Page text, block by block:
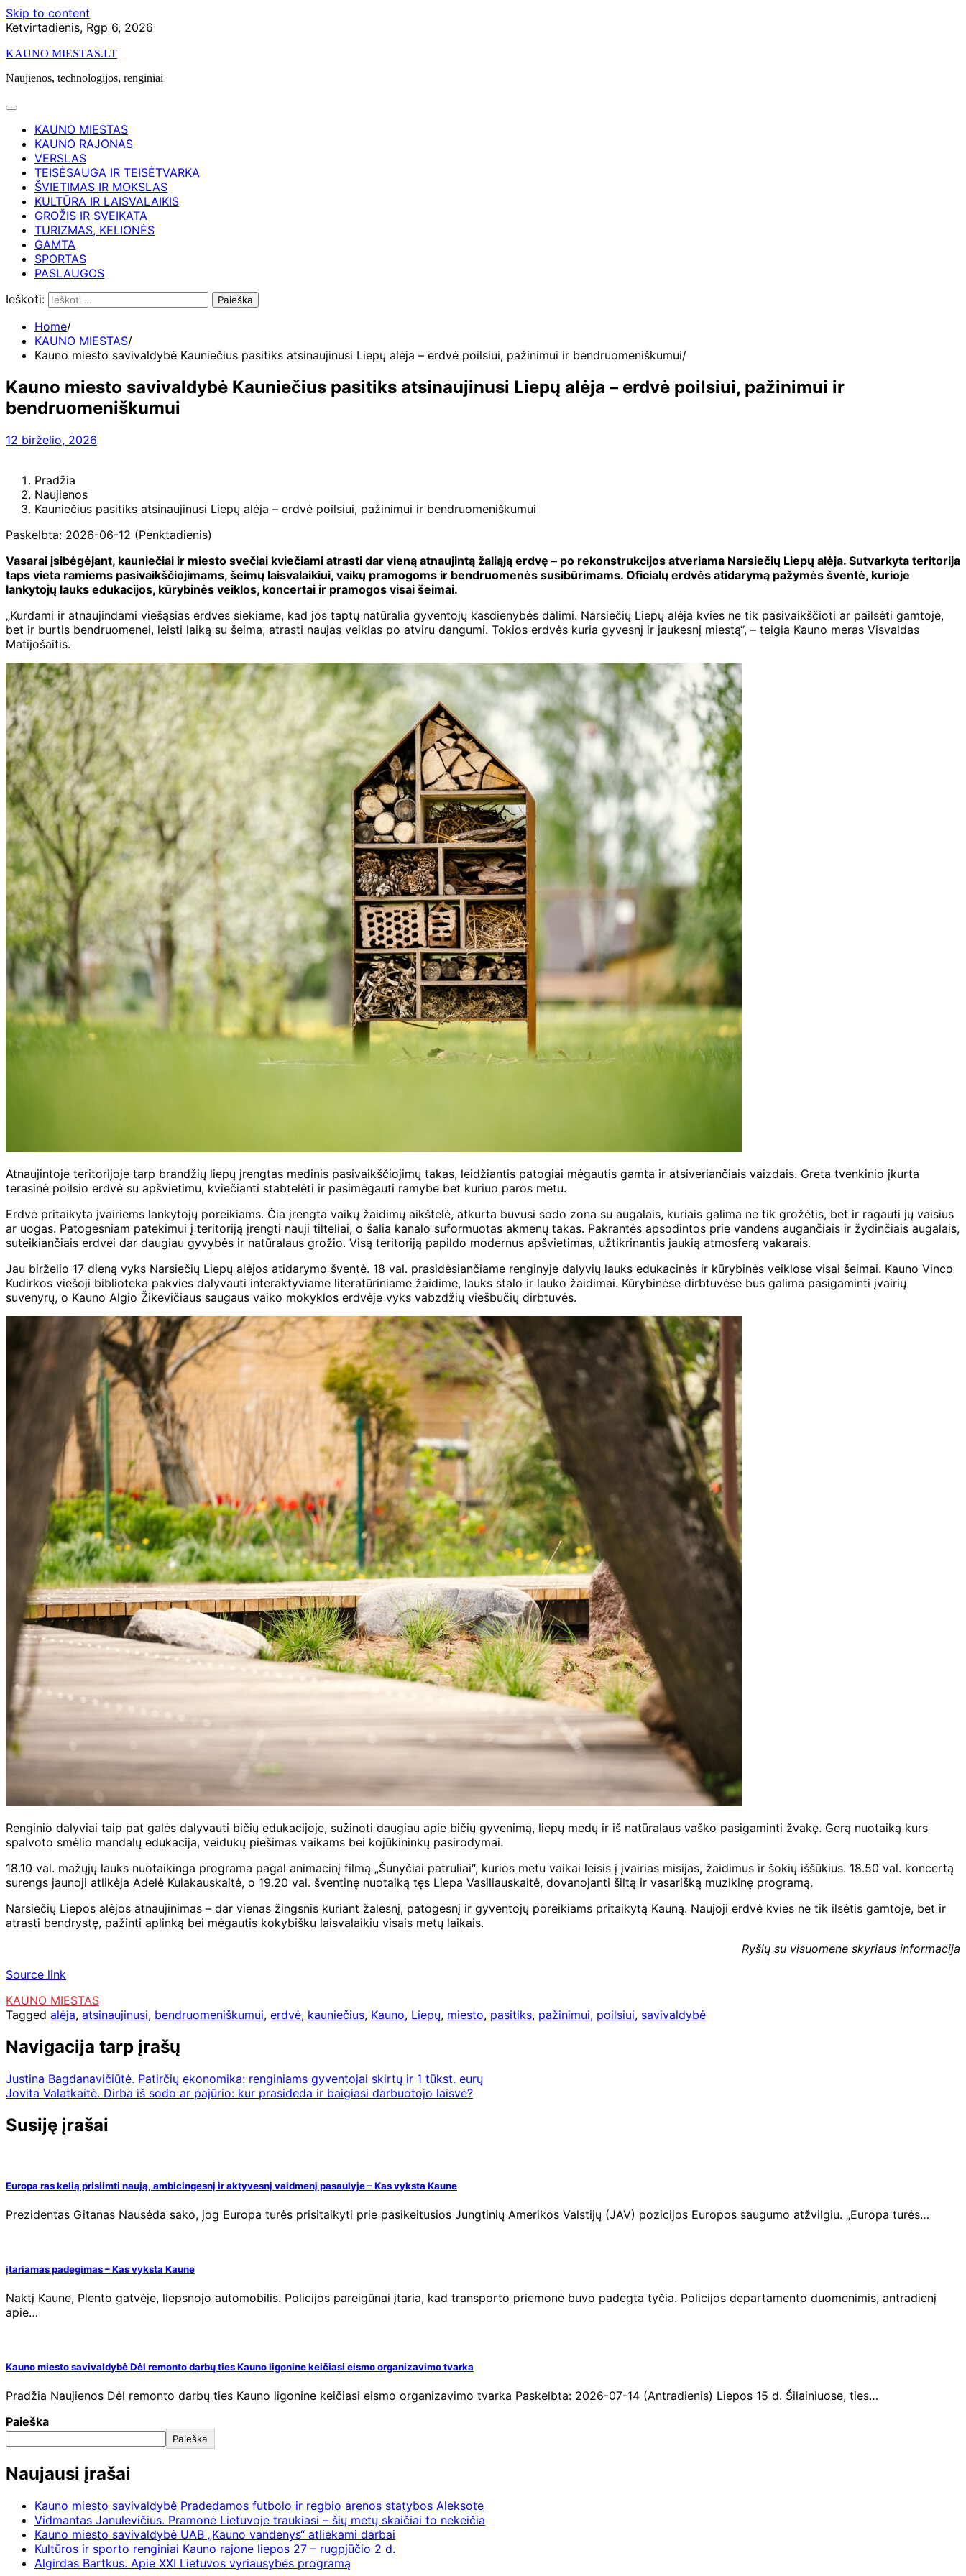
Skip to content
Ketvirtadienis, Rgp 6, 2026
KAUNO MIESTAS.LT
Naujienos, technologijos, renginiai
KAUNO MIESTAS
KAUNO RAJONAS
VERSLAS
TEISĖSAUGA IR TEISĖTVARKA
ŠVIETIMAS IR MOKSLAS
KULTŪRA IR LAISVALAIKIS
GROŽIS IR SVEIKATA
TURIZMAS, KELIONĖS
GAMTA
SPORTAS
PASLAUGOS
Ieškoti:
Home
KAUNO MIESTAS
Kauno miesto savivaldybė Kauniečius pasitiks atsinaujinusi Liepų alėja – erdvė poilsiui, pažinimui ir bendruomeniškumui
Kauno miesto savivaldybė Kauniečius pasitiks atsinaujinusi Liepų alėja – erdvė poilsiui, pažinimui ir
bendruomeniškumui
12 birželio, 2026
Pradžia
Naujienos
Kauniečius pasitiks atsinaujinusi Liepų alėja – erdvė poilsiui, pažinimui ir bendruomeniškumui
Paskelbta: 2026-06-12 (Penktadienis)
Vasarai įsibėgėjant, kauniečiai ir miesto svečiai kviečiami atrasti dar vieną atnaujintą žaliąją erdvę – po rekonstrukcijos atveriama Narsiečių Liepų alėja. Sutvarkyta teritorija
taps vieta ramiems pasivaikščiojimams, šeimų laisvalaikiui, vaikų pramogoms ir bendruomenės susibūrimams. Oficialų erdvės atidarymą pažymės šventė, kurioje
lankytojų lauks edukacijos, kūrybinės veiklos, koncertai ir pramogos visai šeimai.
„Kurdami ir atnaujindami viešąsias erdves siekiame, kad jos taptų natūralia gyventojų kasdienybės dalimi. Narsiečių Liepų alėja kvies ne tik pasivaikščioti ar pailsėti gamtoje,
bet ir burtis bendruomenei, leisti laiką su šeima, atrasti naujas veiklas po atviru dangumi. Tokios erdvės kuria gyvesnį ir jaukesnį miestą“, – teigia Kauno meras Visvaldas
Matijošaitis.
Atnaujintoje teritorijoje tarp brandžių liepų įrengtas medinis pasivaikščiojimų takas, leidžiantis patogiai mėgautis gamta ir atsiveriančiais vaizdais. Greta tvenkinio įkurta
terasinė poilsio erdvė su apšvietimu, kviečianti stabtelėti ir pasimėgauti ramybe bet kuriuo paros metu.
Erdvė pritaikyta įvairiems lankytojų poreikiams. Čia įrengta vaikų žaidimų aikštelė, atkurta buvusi sodo zona su augalais, kuriais galima ne tik grožėtis, bet ir ragauti jų vaisius
ar uogas. Patogesniam patekimui į teritoriją įrengti nauji tilteliai, o šalia kanalo suformuotas akmenų takas. Pakrantės apsodintos prie vandens augančiais ir žydinčiais augalais,
suteikiančiais erdvei dar daugiau gyvybės ir natūralaus grožio. Visą teritoriją papildo modernus apšvietimas, užtikrinantis jaukią atmosferą vakarais.
Jau birželio 17 dieną vyks Narsiečių Liepų alėjos atidarymo šventė. 18 val. prasidėsiančiame renginyje dalyvių lauks edukacinės ir kūrybinės veiklose visai šeimai. Kauno Vinco
Kudirkos viešoji biblioteka pakvies dalyvauti interaktyviame literatūriniame žaidime, lauks stalo ir lauko žaidimai. Kūrybinėse dirbtuvėse bus galima pasigaminti įvairių
suvenyrų, o Kauno Algio Žikevičiaus saugaus vaiko mokyklos erdvėje vyks vabzdžių viešbučių dirbtuvės.
Renginio dalyviai taip pat galės dalyvauti bičių edukacijoje, sužinoti daugiau apie bičių gyvenimą, liepų medų ir iš natūralaus vaško pasigaminti žvakę. Gerą nuotaiką kurs
spalvoto smėlio mandalų edukacija, veidukų piešimas vaikams bei kojūkininkų pasirodymai.
18.10 val. mažųjų lauks nuotaikinga programa pagal animacinį filmą „Šunyčiai patruliai“, kurios metu vaikai leisis į įvairias misijas, žaidimus ir šokių iššūkius. 18.50 val. koncertą
surengs jaunoji atlikėja Adelė Kulakauskaitė, o 19.20 val. šventinę nuotaiką tęs Liepa Vasiliauskaitė, dovanojanti šiltą ir vasarišką muzikinę programą.
Narsiečių Liepos alėjos atnaujinimas – dar vienas žingsnis kuriant žalesnį, patogesnį ir gyventojų poreikiams pritaikytą Kauną. Naujoji erdvė kvies ne tik ilsėtis gamtoje, bet ir
atrasti bendrystę, pažinti aplinką bei mėgautis kokybišku laisvalaikiu visais metų laikais.
Ryšių su visuomene skyriaus informacija
Source link
KAUNO MIESTAS
Tagged alėja, atsinaujinusi, bendruomeniškumui, erdvė, kauniečius, Kauno, Liepų, miesto, pasitiks, pažinimui, poilsiui, savivaldybė
Navigacija tarp įrašų
Justina Bagdanavičiūtė. Patirčių ekonomika: renginiams gyventojai skirtų ir 1 tūkst. eurų
Jovita Valatkaitė. Dirba iš sodo ar pajūrio: kur prasideda ir baigiasi darbuotojo laisvė?
Susiję įrašai
Europa ras kelią prisiimti naują, ambicingesnį ir aktyvesnį vaidmenį pasaulyje – Kas vyksta Kaune
Prezidentas Gitanas Nausėda sako, jog Europa turės prisitaikyti prie pasikeitusios Jungtinių Amerikos Valstijų (JAV) pozicijos Europos saugumo atžvilgiu. „Europa turės…
įtariamas padegimas – Kas vyksta Kaune
Naktį Kaune, Plento gatvėje, liepsnojo automobilis. Policijos pareigūnai įtaria, kad transporto priemonė buvo padegta tyčia. Policijos departamento duomenimis, antradienį
apie…
Kauno miesto savivaldybė Dėl remonto darbų ties Kauno ligonine keičiasi eismo organizavimo tvarka
Pradžia Naujienos Dėl remonto darbų ties Kauno ligonine keičiasi eismo organizavimo tvarka Paskelbta: 2026-07-14 (Antradienis) Liepos 15 d. Šilainiuose, ties…
Paieška
Paieška
Naujausi įrašai
Kauno miesto savivaldybė Pradedamos futbolo ir regbio arenos statybos Aleksote
Vidmantas Janulevičius. Pramonė Lietuvoje traukiasi – šių metų skaičiai to nekeičia
Kauno miesto savivaldybė UAB „Kauno vandenys“ atliekami darbai
Kultūros ir sporto renginiai Kauno rajone liepos 27 – rugpjūčio 2 d.
Algirdas Bartkus. Apie XXI Lietuvos vyriausybės programą